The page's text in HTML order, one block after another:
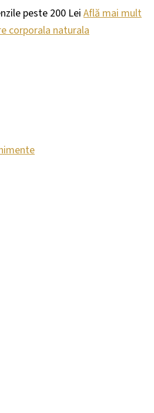
peste 200 Lei Află mai mult